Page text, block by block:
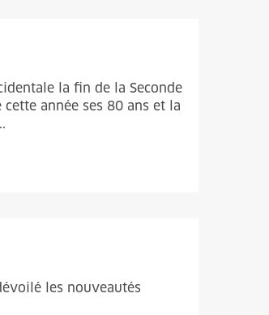
la fin de la Seconde
année ses 80 ans et la
les nouveautés